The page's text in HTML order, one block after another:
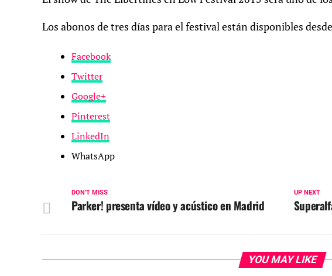
Los abonos de tres días para el festival están disponibles
Facebook
Twitter
Google+
Pinterest
LinkedIn
WhatsApp
UP NEXT
DON'T MISS
Parker! presenta vídeo y acústico en Madrid
YOU MAY LIKE